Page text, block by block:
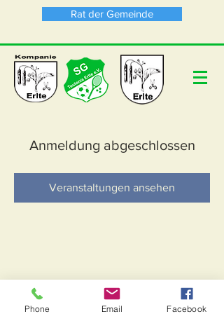
Rat der Gemeinde
Anmeldung abgeschlossen
Veranstaltungen ansehen
Phone Email Facebook